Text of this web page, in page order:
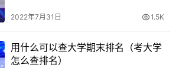
、验证码，再点击下方实名认证。
2022年7月31日 1.5K
用什么可以查大学期末排名（考大学
怎么查排名）